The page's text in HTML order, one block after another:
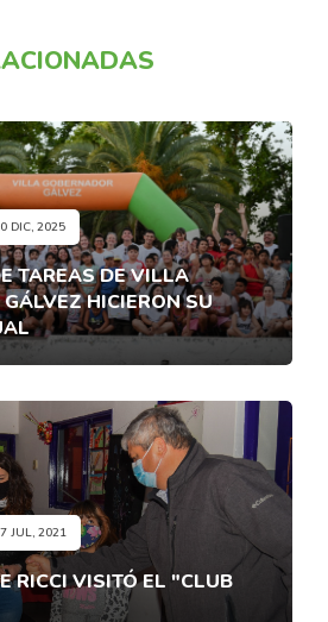
DIC, 2025
TAREAS DE VILLA
HICIERON SU
JUL, 2021
RICCI VISITÓ EL "CLUB